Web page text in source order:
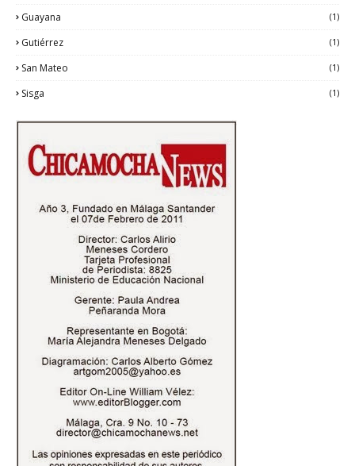
Guayana (1)
Gutiérrez (1)
San Mateo (1)
Sisga (1)